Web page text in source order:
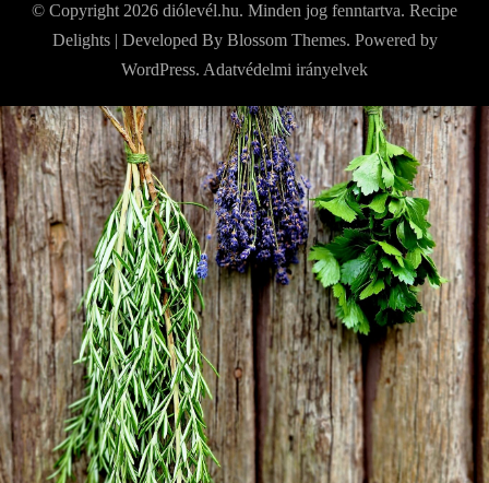
© Copyright 2026 diólevél.hu. Minden jog fenntartva. Recipe
Delights | Developed By Blossom Themes. Powered by
WordPress. Adatvédelmi irányelvek